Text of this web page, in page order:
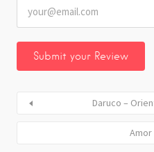
Daruco –